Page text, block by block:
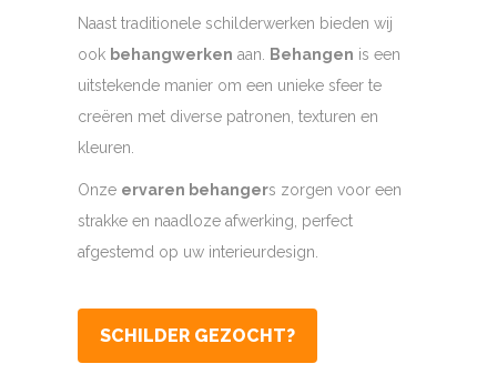
Naast traditionele schilderwerken bieden wij
ook behangwerken aan. Behangen is een
uitstekende manier om een unieke sfeer te
creëren met diverse patronen, texturen en
kleuren.
Onze ervaren behangers zorgen voor een
strakke en naadloze afwerking, perfect
afgestemd op uw interieurdesign.
SCHILDER GEZOCHT?